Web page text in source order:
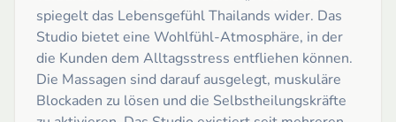
spiegelt das Lebensgefühl Thailands wider. Das
Studio bietet eine Wohlfühl-Atmosphäre, in der
die Kunden dem Alltagsstress entfliehen können.
Die Massagen sind darauf ausgelegt, muskuläre
Blockaden zu lösen und die Selbstheilungskräfte